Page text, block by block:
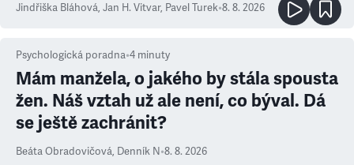
Jindřiška Bláhová, Jan H. Vitvar, Pavel Turek•8. 8. 2026
Psychologická poradna•4 minuty
Mám manžela, o jakého by stála spousta
žen. Náš vztah už ale není, co býval. Dá
se ještě zachránit?
Beáta Obradovičová, Denník N•8. 8. 2026